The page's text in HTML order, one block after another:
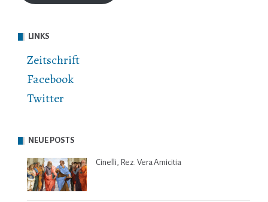
LINKS
Zeitschrift
Facebook
Twitter
NEUE POSTS
Cinelli, Rez. Vera Amicitia